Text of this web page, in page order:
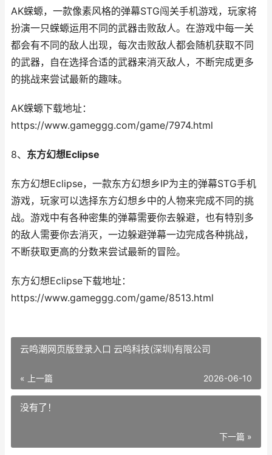
AK蝾螈，一款像素风格的弹幕STG闯关手机游戏，玩家将
扮演一只蝾螈运用不同的武器击败敌人。在游戏中每一关
都会有不同的敌人出现，每次击败敌人都会随机获取不同
的武器，自在选择合适的武器来消灭敌人，不断完成更多
的挑战来尝试最新的趣味。
AK蝾螈下载地址：
https://www.gameggg.com/game/7974.html
8、 东方幻想Eclipse
东方幻想Eclipse，一款东方幻想乡IP为主的弹幕STG手机
游戏，玩家可以选择东方幻想乡中的人物来完成不同的挑
战。游戏中有各种密集的弹幕需要你去躲避，也有特别多
的敌人需要你去消灭，一边躲避弹幕一边完成各种挑战，
不断获取更高的分数来尝试最新的冒险。
东方幻想Eclipse下载地址：
https://www.gameggg.com/game/8513.html
云鸣潮网页版登录入口 云鸣科技(深圳)有限公司
« 上一篇 2026-06-10
没有了！
下一篇 »